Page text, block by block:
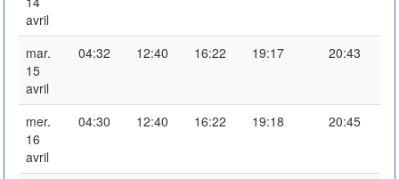
avril
mar.
15
avril
04:32 12:40 16:22 19:17 20:43
mer.
16
avril
04:30 12:40 16:22 19:18 20:45